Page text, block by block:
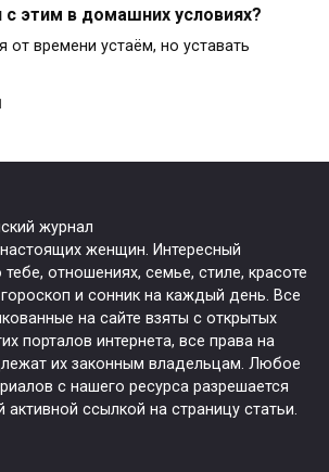
с этим в домашних условиях?
от времени устаём, но уставать
журнал
женщин. Интересный
отношениях, семье, стиле, красоте
и сонник на каждый день. Все
на сайте взяты с открытых
порталов интернета, все права на
их законным владельцам. Любое
с нашего ресурса разрешается
активной ссылкой на страницу статьи.